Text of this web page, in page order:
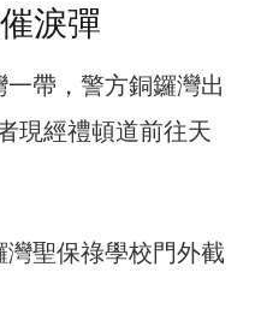
淚彈
帶，警方銅鑼灣出
現經禮頓道前往天
聖保祿學校門外截